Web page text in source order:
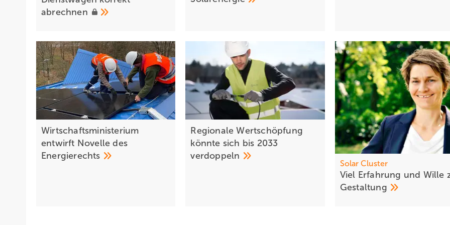
abrechnen
Wirtschaftsministerium
entwirft Novelle des
Energierechts
Regionale Wertschöpfung
könnte sich bis 2033
verdoppeln
Solar Cl uster
Viel Erfa hrung und Wille
Gestaltung